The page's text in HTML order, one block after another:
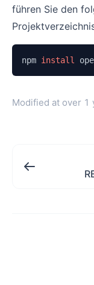
führen Sie den
npm install
Modified at over 1